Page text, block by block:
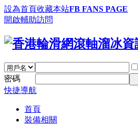
設為首頁收藏本站FB FANS PAGE
開啟輔助訪問
密碼
快捷導航
首頁
裝備相關